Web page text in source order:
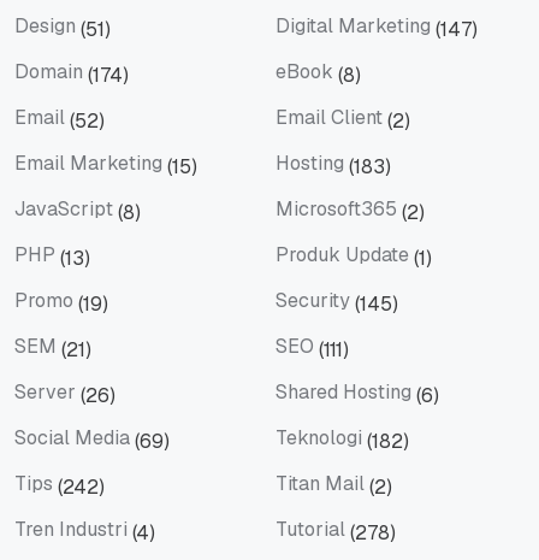
Design (51) Digital Marketing (147)
Domain (174) eBook (8)
Email(52) Email Client(2)
Email Marketing (15) Hosting (183)
JavaScript(8) Microsoft365 (2)
PHP (13) Produk Update (1)
Promo (19) Security(145)
SEM (21) SEO (111)
Server (26) Shared Hosting (6)
Social Media(69) Teknologi (182)
Tips (242) Titan Mail(2)
Tren Industri (4) Tutorial(278)